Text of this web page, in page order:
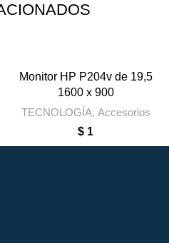
Monitor HP P204v de 19,5
1600 x 900
TECNOLOGÍA, Accesorios
$ 1